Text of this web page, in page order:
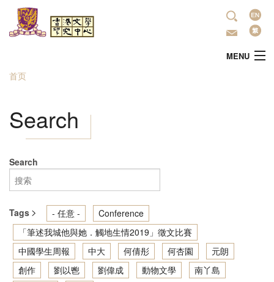
跳转到主要内容
语
言
MENU
中心简介
學術研究
文学推广
出版
当前位置
首页
Search
Search
Tags - 任意 -
Conference
「筆述我城他與她．觸地生情2019」徵文比賽
中國學生周報
中大 何倩彤 何杏園
元朗
創作
劉以鬯 劉偉成 動物文學
南丫島